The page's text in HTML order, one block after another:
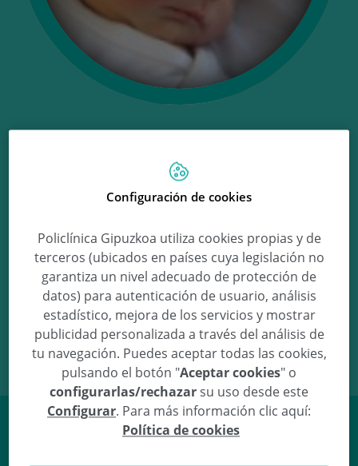
Ongi etorri Miren!
07/04/11 15:30 3.37Kg 50cm
Configuración de cookies
Policlínica Gipuzkoa utiliza cookies propias y de
terceros (ubicados en países cuya legislación no
garantiza un nivel adecuado de protección de
datos) para autenticación de usuario, análisis
estadístico, mejora de los servicios y mostrar
publicidad personalizada a través del análisis de
tu navegación. Puedes aceptar todas las cookies,
pulsando el botón "Aceptar cookies" o
configurarlas/rechazarsu uso desde este
Configurar. Para más información clic aquí:
Política de cookies